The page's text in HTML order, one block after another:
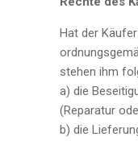
Hat der
stehen ihm
a) die
(Reparatur
b) die